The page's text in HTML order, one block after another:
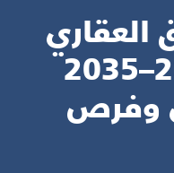
في الخليج 2026–2035
وفرص